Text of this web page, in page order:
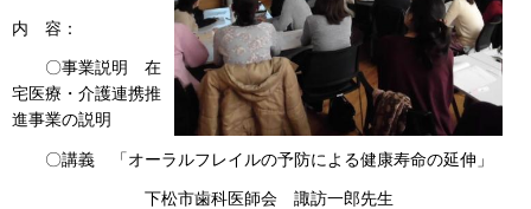
内 容：
〇事業説明 在
宅医療・介護連携推
進事業の説明
〇講義 「オーラルフレイルの予防による健康寿命の延伸」
下松市歯科医師会 諏訪一郎先生